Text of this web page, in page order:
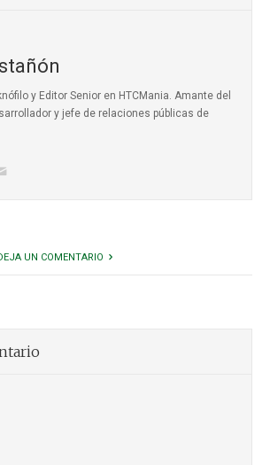
y Editor Senior en HTCMania. Amante del
y jefe de relaciones públicas de
UN COMENTARIO